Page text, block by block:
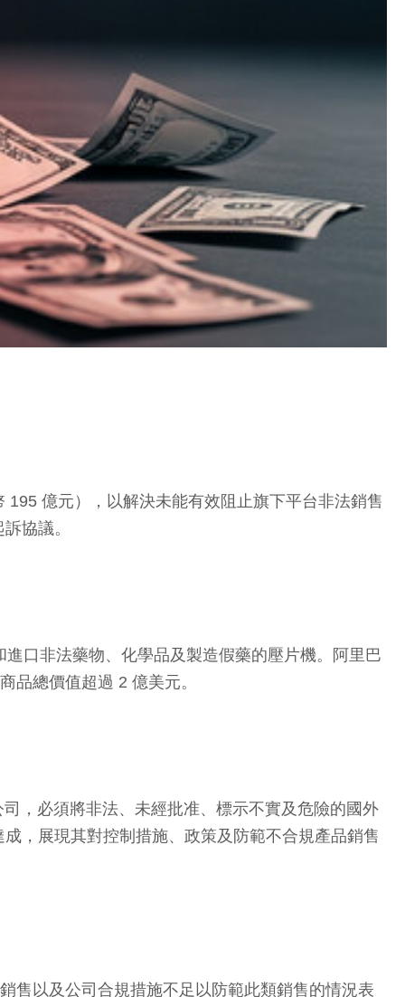
億元），以解決未能有效阻止旗下平台非法銷售
協議。
口非法藥物、化學品及製造假藥的壓片機。阿里巴
品總價值超過 2 億美元。
，必須將非法、未經批准、標示不實及危險的國外
，展現其對控制措施、政策及防範不合規產品銷售
售以及公司合規措施不足以防範此類銷售的情況表